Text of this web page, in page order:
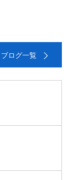
ブログ一覧